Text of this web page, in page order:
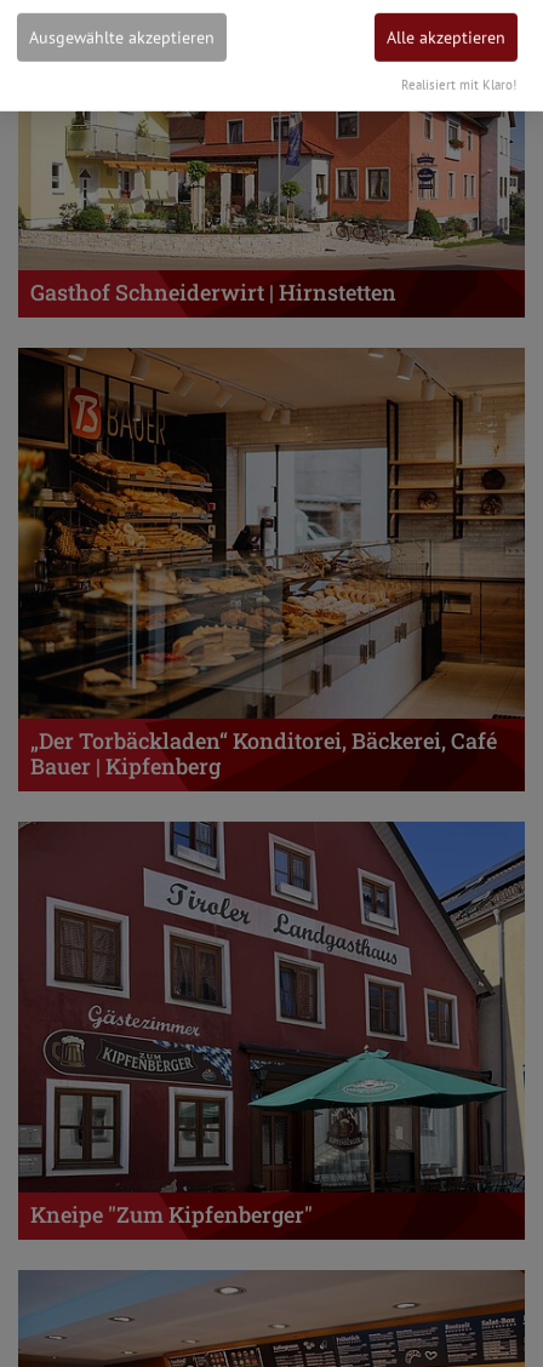
Gasthof Schneiderwirt | Hirnstetten
„Der Torbäckladen“ Konditorei, Bäckerei, Café
Bauer | Kipfenberg
Kneipe "Zum Kipfenberger"
Ausgewählte akzeptieren Alle akzeptieren
Realisiert mit Klaro!